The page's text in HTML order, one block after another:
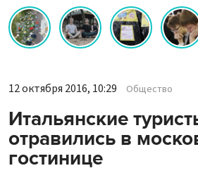
12 октября 2016, 10:29 Общество
Итальянские
отравились в
гостинице